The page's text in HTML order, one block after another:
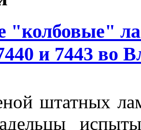
"колбовые"
и 7443 во
штатных